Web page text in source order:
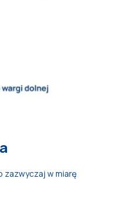
zazwyczaj w miarę